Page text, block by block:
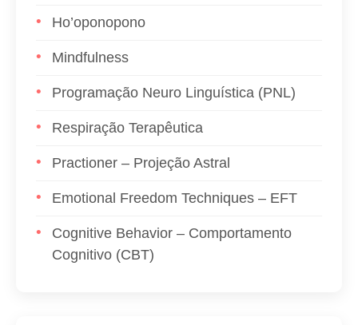
Ho’oponopono
Mindfulness
Programação Neuro Linguística (PNL)
Respiração Terapêutica
Practioner – Projeção Astral
Emotional Freedom Techniques – EFT
Cognitive Behavior – Comportamento
Cognitivo (CBT)